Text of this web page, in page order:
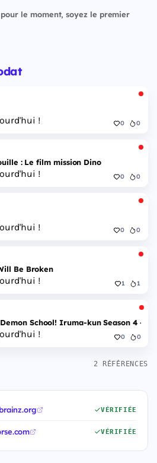
le moment, soyez le premier
! 0 0
: Le film mission Dino
! 0 0
! 0 0
Be Broken
! 1 1
School! Iruma-kun Season 4 -
! 0 0
2 RÉFÉRENCES
VÉRIFIÉE
VÉRIFIÉE